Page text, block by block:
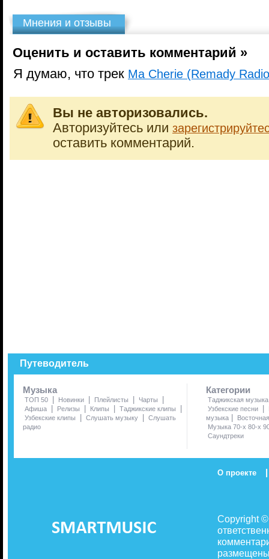
Мнения и отзывы
Оценить и оставить комментарий »
Я думаю, что трек Ma Cherie (Remady
Вы не авторизовались.
Авторизуйтесь или
оставить комментарий.
Путеводитель
Музыка
ТОП 50 | Новинки | Плейлисты | Чарты |
Афиша | Релизы | Клипы | Таджикские клипы |
Узбекские клипы | Слушать музыку | Слушать
радио
Категории
Таджикская музыка
Узбекские песни
|
музыка |
Музыка 70-х 80-х
Саундтреки
О проекте |
Copyright
размещены